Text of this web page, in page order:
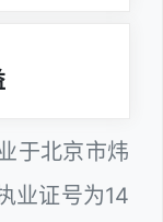
于北京市炜
业证号为14